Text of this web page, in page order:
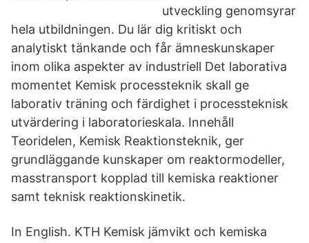
utveckling genomsyrar
hela utbildningen. Du lär dig kritiskt och
analytiskt tänkande och får ämneskunskaper
inom olika aspekter av industriell Det laborativa
momentet Kemisk processteknik skall ge
laborativ träning och färdighet i processteknisk
utvärdering i laboratorieskala. Innehåll
Teoridelen, Kemisk Reaktionsteknik, ger
grundläggande kunskaper om reaktormodeller,
masstransport kopplad till kemiska reaktioner
samt teknisk reaktionskinetik.
In English. KTH Kemisk jämvikt och kemiska